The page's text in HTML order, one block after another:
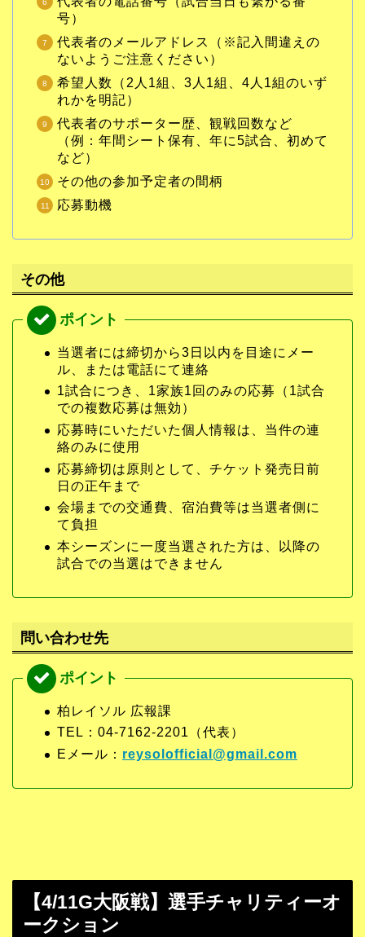
号）
代表者のメールアドレス（※記入間違えの
ないようご注意ください）
希望人数（2人1組、3人1組、4人1組のいず
れかを明記）
代表者のサポーター歴、観戦回数など
（例：年間シート保有、年に5試合、初めて
など）
その他の参加予定者の間柄
応募動機
その他
当選者には締切から3日以内を目途にメー
ル、または電話にて連絡
1試合につき、1家族1回のみの応募（1試合
での複数応募は無効）
応募時にいただいた個人情報は、当件の連
絡のみに使用
応募締切は原則として、チケット発売日前
日の正午まで
会場までの交通費、宿泊費等は当選者側に
て負担
本シーズンに一度当選された方は、以降の
試合での当選はできません
問い合わせ先
柏レイソル 広報課
TEL：04-7162-2201（代表）
Eメール： reysolofficial@gmail.com
【4/11G大阪戦】選手チャリティーオ
ークション